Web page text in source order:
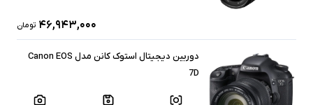
۴۶,۹۴۳,۰۰۰ تومان
دوربین دیجیتال استوک کانن مدل Canon EOS
7D